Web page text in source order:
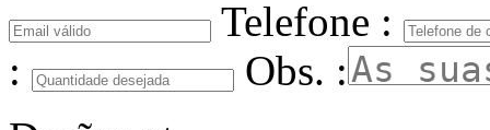
Telefone :
:
Obs. :